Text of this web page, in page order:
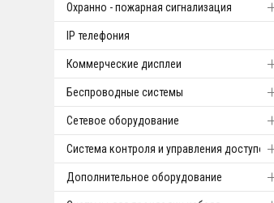
Охранно - пожарная сигнализация
IP телефония
Коммерческие дисплеи
Беспроводные системы
Cетевое оборудование
Система контроля и управления доступом
Дополнительное оборудование